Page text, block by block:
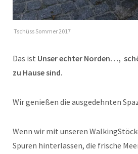
Tschüss Sommer 2017
Das ist Unser echter Norden…,
zu Hause sind.
Wir genießen die ausgedehnten
Wenn wir mit unseren
Spuren hinterlassen, die frische